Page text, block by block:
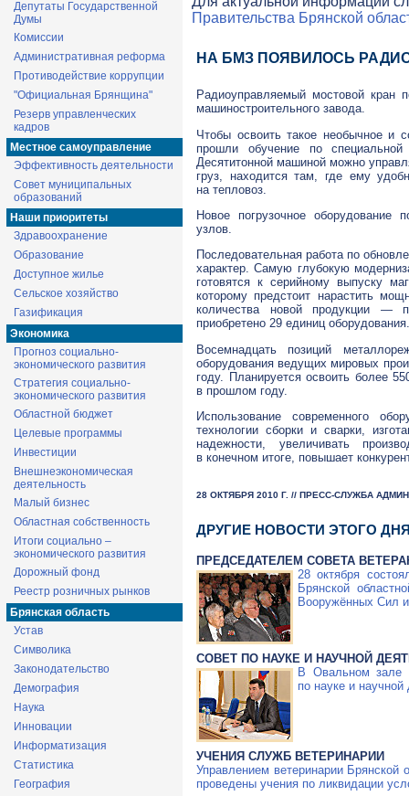
Депутаты Государственной
Думы
Комиссии
Административная реформа
Противодействие коррупции
"Официальная Брянщина"
Резерв управленческих
кадров
Местное самоуправление
Эффективность деятельности
Совет муниципальных
образований
Наши приоритеты
Здравоохранение
Образование
Доступное жилье
Сельское хозяйство
Газификация
Экономика
Прогноз социально-
экономического развития
Стратегия социально-
экономического развития
Областной бюджет
Целевые программы
Инвестиции
Внешнеэкономическая
деятельность
Малый бизнес
Областная собственность
Итоги социально –
экономического развития
Дорожный фонд
Реестр розничных рынков
Брянская область
Устав
Символика
Законодательство
Демография
Наука
Инновации
Информатизация
Статистика
География
Правительства Брянской
НА БМЗ ПОЯВИЛОСЬ
Радиоуправляемый мостовой кран
машиностроительного завода.
Чтобы освоить такое необычное и
прошли обучение по
Десятитонной машиной можно
груз, находится там, где ему
на тепловоз.
Новое погрузочное оборудование
узлов.
Последовательная работа по
характер. Самую глубокую
готовятся к серийному выпуску
которому предстоит нарастить
количества новой продукции —
приобретено 29 единиц оборудования.
Восемнадцать позиций
оборудования ведущих мировых
году. Планируется освоить более
в прошлом году.
Использование современного
технологии сборки и сварки,
надежности, увеличивать
в конечном итоге, повышает
28 ОКТЯБРЯ 2010 Г. // ПРЕСС-СЛУЖБА
ДРУГИЕ НОВОСТИ ЭТОГО
ПРЕДСЕДАТЕЛЕМ СОВЕТА
28 октября
Брянской
Вооружённых Сил
СОВЕТ ПО НАУКЕ И НАУЧНОЙ
В Овальном зале
по науке и научной
УЧЕНИЯ СЛУЖБ ВЕТЕРИНАРИИ
Управлением ветеринарии Брянской
проведены учения по ликвидации